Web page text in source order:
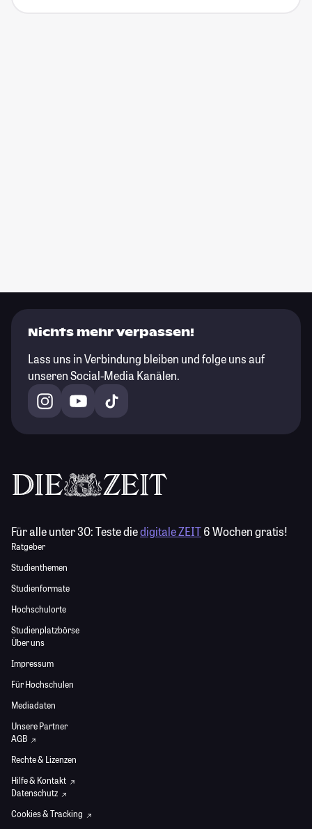
Nichts mehr verpassen!
Lass uns in Verbindung bleiben und folge uns auf
unseren Social-Media Kanälen.
Für alle unter 30:Teste diedigitale ZEIT6 Wochen gratis!
Ratgeber
Studienthemen
Studienformate
Hochschulorte
Studienplatzbörse
Über uns
Impressum
Für Hochschulen
Mediadaten
Unsere Partner
AGB
Rechte & Lizenzen
Hilfe & Kontakt
Datenschutz
Cookies & Tracking